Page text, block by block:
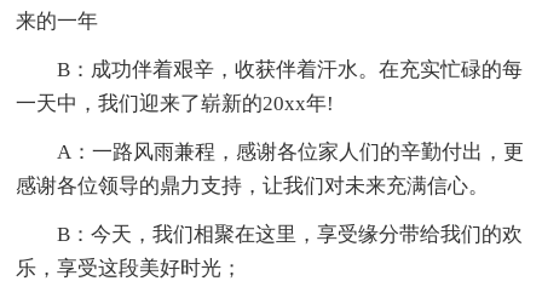
来的一年
B：成功伴着艰辛，收获伴着汗水。在充实忙碌的每
一天中，我们迎来了崭新的20xx年!
A：一路风雨兼程，感谢各位家人们的辛勤付出，更
感谢各位领导的鼎力支持，让我们对未来充满信心。
B：今天，我们相聚在这里，享受缘分带给我们的欢
乐，享受这段美好时光；